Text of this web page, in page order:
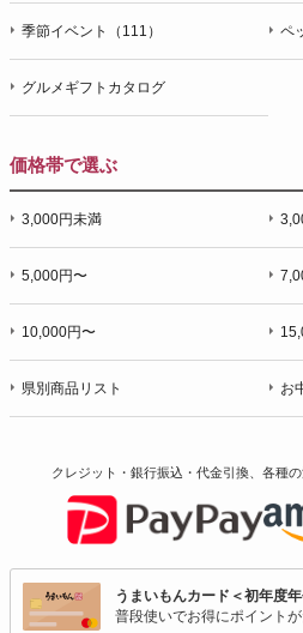
季節イベント（111） ペ
グルメギフトカタログ
価格帯で選ぶ
3,000円未満
5,000円〜
10,000円〜
県別商品リスト お
クレジット・銀行振込・代金引換、各種
うまいもんカード＜初年度
普段使いでお得にポイントが